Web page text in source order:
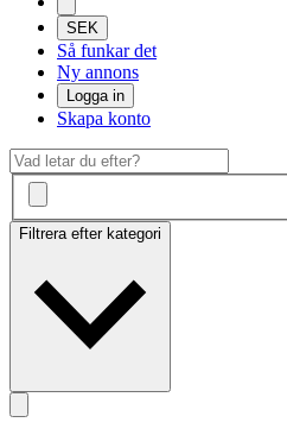
SEK
Så funkar det
Ny annons
Logga in
Skapa konto
Filtrera efter kategori